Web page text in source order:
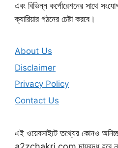
এবং বিভিন্ন কর্পোরেশনের সাথে
ক্যারিয়ার গঠনের চেষ্টা করবে।
About Us
Disclaimer
Privacy Policy
Contact Us
এই ওয়েবসাইটে তথ্যের কোনও